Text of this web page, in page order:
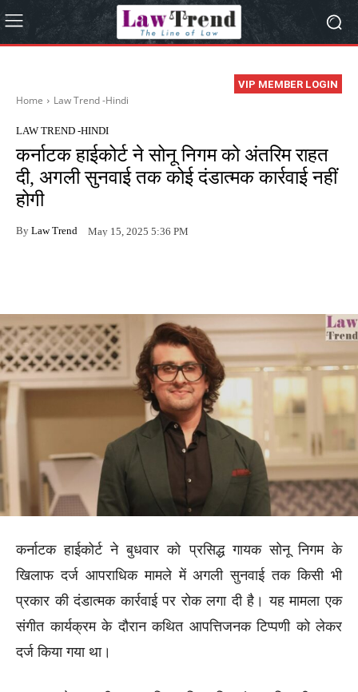
VIP MEMBER LOGIN
Home Law Trend -Hindi
LAW TREND -HINDI
कर्नाटक हाईकोर्ट ने सोनू निगम को अंतरिम राहत
दी, अगली सुनवाई तक कोई दंडात्मक कार्रवाई नहीं
होगी
By Law Trend May 15, 2025 5:36 PM
कर्नाटक हाईकोर्ट ने बुधवार को प्रसिद्ध गायक सोनू निगम के
खिलाफ दर्ज आपराधिक मामले में अगली सुनवाई तक किसी भी
प्रकार की दंडात्मक कार्रवाई पर रोक लगा दी है। यह मामला एक
संगीत कार्यक्रम के दौरान कथित आपत्तिजनक टिप्पणी को लेकर
दर्ज किया गया था।